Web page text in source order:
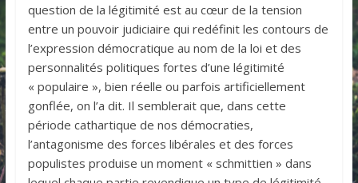
question de la légitimité est au cœur de la tension
entre un pouvoir judiciaire qui redéfinit les contours de
l’expression démocratique au nom de la loi et des
personnalités politiques fortes d’une légitimité
« populaire », bien réelle ou parfois artificiellement
gonflée, on l’a dit. Il semblerait que, dans cette
période cathartique de nos démocraties,
l’antagonisme des forces libérales et des forces
populistes produise un moment « schmittien » dans